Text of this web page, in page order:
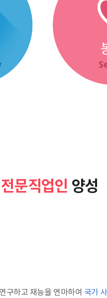
문직업인 양성
구하고 재능을 연마하여 국가